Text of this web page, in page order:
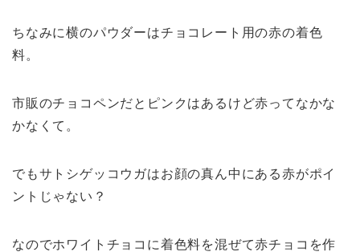
ちなみに横のパウダーはチョコレート用の赤の着色
料。
市販のチョコペンだとピンクはあるけど赤ってなかな
かなくて。
でもサトシゲッコウガはお顔の真ん中にある赤がポイ
ントじゃない？
なのでホワイトチョコに着色料を混ぜて赤チョコを作